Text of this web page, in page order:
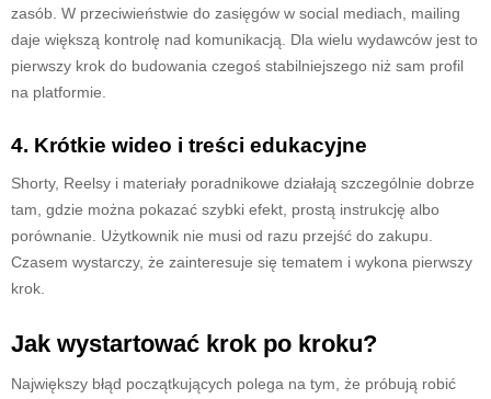
zasób. W przeciwieństwie do zasięgów w social mediach, mailing
daje większą kontrolę nad komunikacją. Dla wielu wydawców jest to
pierwszy krok do budowania czegoś stabilniejszego niż sam profil
na platformie.
4. Krótkie wideo i treści edukacyjne
Shorty, Reelsy i materiały poradnikowe działają szczególnie dobrze
tam, gdzie można pokazać szybki efekt, prostą instrukcję albo
porównanie. Użytkownik nie musi od razu przejść do zakupu.
Czasem wystarczy, że zainteresuje się tematem i wykona pierwszy
krok.
Jak wystartować krok po kroku?
Największy błąd początkujących polega na tym, że próbują robić